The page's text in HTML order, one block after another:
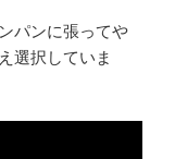
パンに張ってや
選択していま